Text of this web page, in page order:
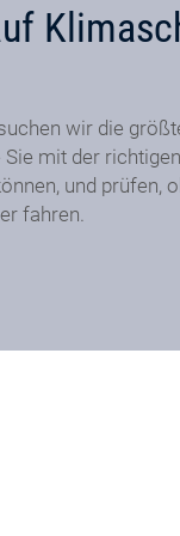
wir die
mit der
und prüfen,
fahren.